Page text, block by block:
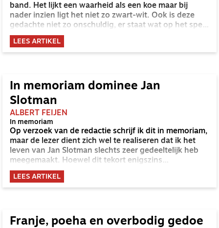
band. Het lijkt een waarheid als een koe maar bij
nader inzien ligt het niet zo zwart-wit. Ook is deze
gedachte niet zo onschuldig, er staat wat op het spel
als je hieraan vasthoudt.
LEES ARTIKEL
In memoriam dominee Jan
Slotman
ALBERT FEIJEN
In memoriam
Op verzoek van de redactie schrijf ik dit in memoriam,
maar de lezer dient zich wel te realiseren dat ik het
leven van Jan Slotman slechts zeer gedeeltelijk heb
meegemaakt. Hoewel dit tekort enigszins
weggewerkt wordt doordat Jan mij allerlei dingen uit
zijn leven verteld heeft, is dit toch wel een beperking.
Ik weet bijvoorbeeld nauwelijks iets van zijn jeugd en
waarin van alles gerubriceerd wordt.
LEES ARTIKEL
Franje, poeha en overbodig gedoe